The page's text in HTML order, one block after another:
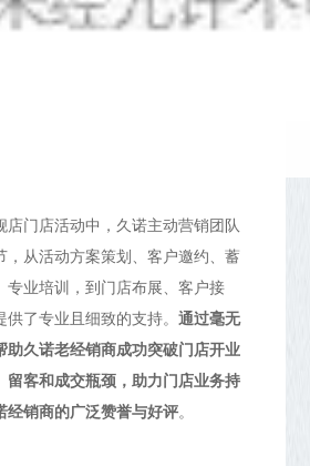
店门店活动中，久诺主动营销团队
，从活动方案策划、客户邀约、蓄
专业培训，到门店布展、客户接
供了专业且细致的支持。通过毫无
助久诺老经销商成功突破门店开业
留客和成交瓶颈，助力门店业务持
经销商的广泛赞誉与好评。